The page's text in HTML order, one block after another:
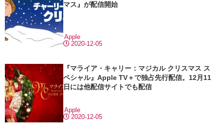
マス』が配信開始
2020-12-05
Apple
『マライア・キャリー：マジカル クリスマス ス
ペシャル』Apple TV＋で独占先行配信。12月11
日には他配信サイトでも配信
2020-12-05
Apple